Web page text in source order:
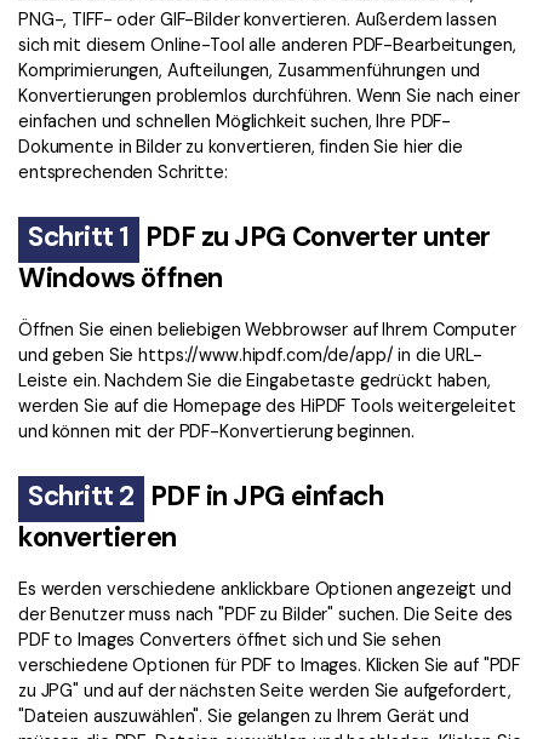
PNG-, TIFF- oder GIF-Bilder konvertieren. Außerdem lassen
sich mit diesem Online-Tool alle anderen PDF-Bearbeitungen,
Komprimierungen, Aufteilungen, Zusammenführungen und
Konvertierungen problemlos durchführen. Wenn Sie nach einer
einfachen und schnellen Möglichkeit suchen, Ihre PDF-
Dokumente in Bilder zu konvertieren, finden Sie hier die
entsprechenden Schritte:
Schritt 1 PDF zu JPG Converter unter
Windows öffnen
Öffnen Sie einen beliebigen Webbrowser auf Ihrem Computer
und geben Sie https://www.hipdf.com/de/app/ in die URL-
Leiste ein. Nachdem Sie die Eingabetaste gedrückt haben,
werden Sie auf die Homepage des HiPDF Tools weitergeleitet
und können mit der PDF-Konvertierung beginnen.
Schritt 2 PDF in JPG einfach
konvertieren
Es werden verschiedene anklickbare Optionen angezeigt und
der Benutzer muss nach "PDF zu Bilder" suchen. Die Seite des
PDF to Images Converters öffnet sich und Sie sehen
verschiedene Optionen für PDF to Images. Klicken Sie auf "PDF
zu JPG" und auf der nächsten Seite werden Sie aufgefordert,
"Dateien auszuwählen". Sie gelangen zu Ihrem Gerät und